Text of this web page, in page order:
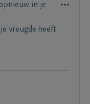
in je
vreugde heeft